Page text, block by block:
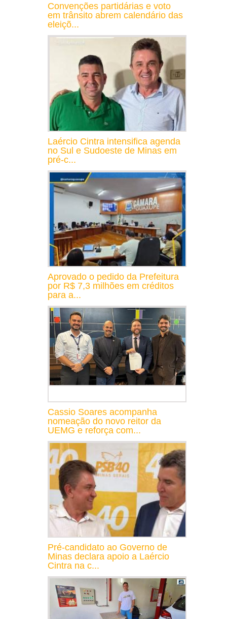
Convenções partidárias e voto
em trânsito abrem calendário das
eleiçõ...
Laércio Cintra intensifica agenda
no Sul e Sudoeste de Minas em
pré-c...
Aprovado o pedido da Prefeitura
por R$ 7,3 milhões em créditos
para a...
Cassio Soares acompanha
nomeação do novo reitor da
UEMG e reforça com...
Pré-candidato ao Governo de
Minas declara apoio a Laércio
Cintra na c...